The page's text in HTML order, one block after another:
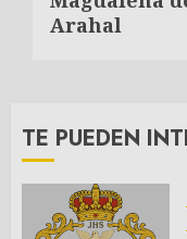
Arahal
TE PUEDEN